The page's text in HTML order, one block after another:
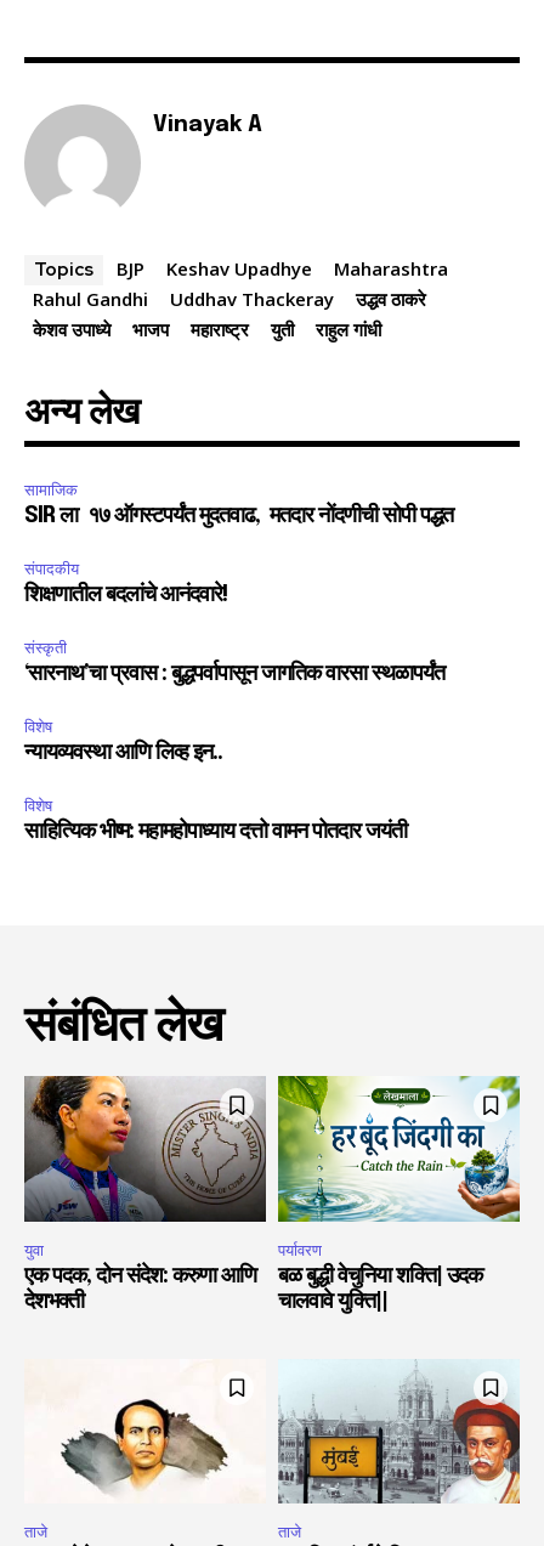
Vinayak A
Topics BJP Keshav Upadhye
Maharashtra
Rahul Gandhi
Uddhav Thackeray
उद्धव ठाकरे
केशव उपाध्ये
भाजप महाराष्ट्र युती राहुल गांधी
अन्य लेख
सामाजिक
SIR ला १७ ऑगस्टपर्यंत मुदतवाढ, मतदार नोंदणीची सोपी पद्धत
संपादकीय
शिक्षणातील बदलांचे आनंदवारे!
संस्कृती
‘सारनाथ’चा प्रवास : बुद्धपर्वापासून जागतिक वारसा स्थळापर्यंत
विशेष
न्यायव्यवस्था आणि लिव्ह इन..
विशेष
साहित्यिक भीष्म: महामहोपाध्याय दत्तो वामन पोतदार जयंती
संबंधित लेख
युवा
एक पदक, दोन संदेश: करुणा आणि
देशभक्ती
पर्यावरण
बळ बुद्धी वेचुनिया शक्ति| उदक
चालवावे युक्ति||
ताजे ताजे